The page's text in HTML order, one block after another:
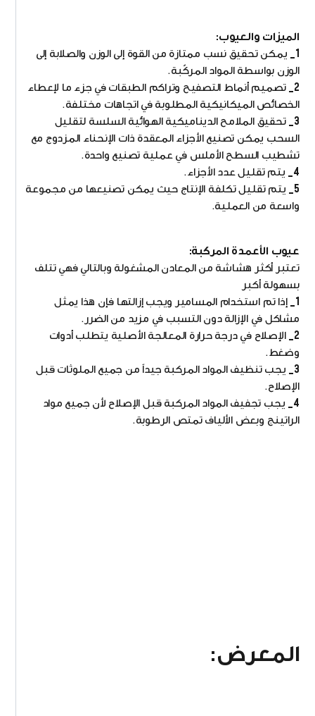
الميزات والعيوب:
1_ يمكن تحقيق نسب ممتازة من القوة إلى الوزن والصلابة إلى
الوزن بواسطة المواد المركّبة.
2_ تصميم أنماط التصفيح وتراكم الطبقات في جزء ما لإعطاء
الخصائص الميكانيكية المطلوبة في اتجاهات مختلفة.
3_ تحقيق الملامح الديناميكية الهوائية السلسة لتقليل
السحب يمكن تصنيع الأجزاء المعقدة ذات الإنحناء المزدوج مع
تشطيب السطح الأملس في عملية تصنيع واحدة.
4_ يتم تقليل عدد الأجزاء.
5_ يتم تقليل تكلفة الإنتاج حيث يمكن تصنيعها من مجموعة
واسعة من العملية.
عيوب الأعمدة المركبة:
تعتبر أكثر هشاشة من المعادن المشغولة وبالتالي فهي تتلف
بسهولة أكبر
1_ إذا تم استخدام المسامير ويجب إزالتها فإن هذا يمثل
مشاكل في الإزالة دون التسبب في مزيد من الضرر.
2_ الإصلاح في درجة حرارة المعالجة الأصلية يتطلب أدوات
وضغط.
3_ يجب تنظيف المواد المركبة جيداً من جميع الملوثات قبل
الإصلاح.
4_ يجب تجفيف المواد المركبة قبل الإصلاح لأن جميع مواد
الراتينج وبعض الألياف تمتص الرطوبة.
المعرض: